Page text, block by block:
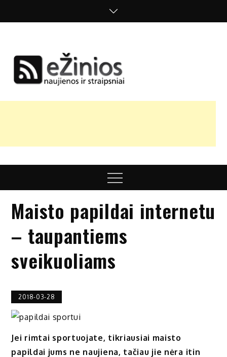
nuomonės
Menu
Maisto papildai internetu
– taupantiems
sveikuoliams
2018-03-28
Jei rimtai sportuojate, tikriausiai maisto
papildai jums ne naujiena, tačiau jie nėra itin